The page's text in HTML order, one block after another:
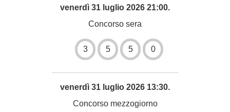
venerdì 31 luglio 2026 21:00.
Concorso sera
3 5 5 0
venerdì 31 luglio 2026 13:30.
Concorso mezzogiorno